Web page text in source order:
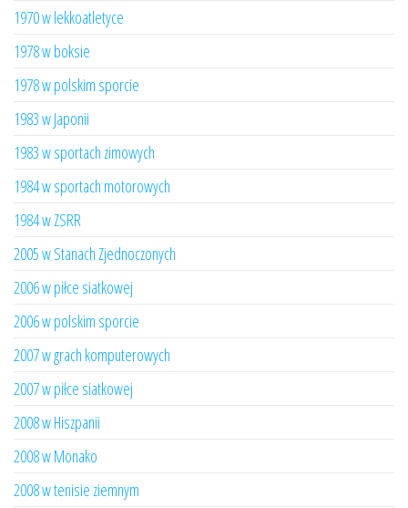
1970 w lekkoatletyce
1978 w boksie
1978 w polskim sporcie
1983 w Japonii
1983 w sportach zimowych
1984 w sportach motorowych
1984 w ZSRR
2005 w Stanach Zjednoczonych
2006 w piłce siatkowej
2006 w polskim sporcie
2007 w grach komputerowych
2007 w piłce siatkowej
2008 w Hiszpanii
2008 w Monako
2008 w tenisie ziemnym